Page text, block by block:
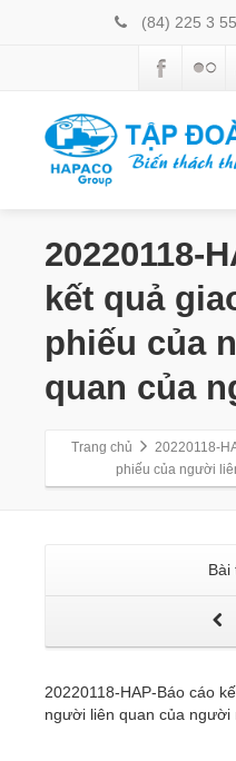
(84) 225 3
20220118-
kết quả
phiếu của
quan của
Trang chủ
20220118-
phiếu của người
Bài
20220118-HAP-Báo cáo
người liên quan của người